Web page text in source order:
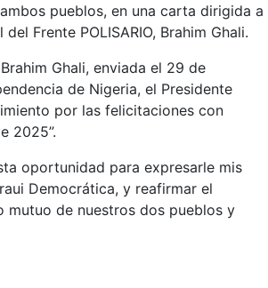
pueblos, en una carta dirigida a
Frente POLISARIO, Brahim Ghali.
Ghali, enviada el 29 de
de Nigeria, el Presidente
por las felicitaciones con
2025”.
oportunidad para expresarle mis
Democrática, y reafirmar el
de nuestros dos pueblos y